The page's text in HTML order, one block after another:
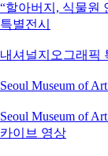
“할아버지, 식물원
특별전시
내셔널지오그래픽
Seoul Museum of
Seoul Museum of
카이브 영상